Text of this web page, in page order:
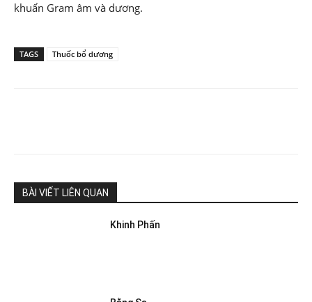
khuẩn Gram âm và dương.
TAGS Thuốc bổ dương
BÀI VIẾT LIÊN QUAN
Khinh Phấn